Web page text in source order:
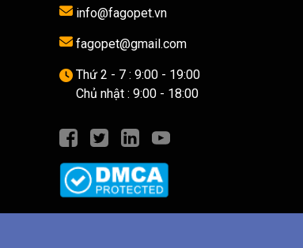
info@fagopet.vn
fagopet@gmail.com
Thứ 2 - 7 : 9:00 - 19:00
Chủ nhật : 9:00 - 18:00